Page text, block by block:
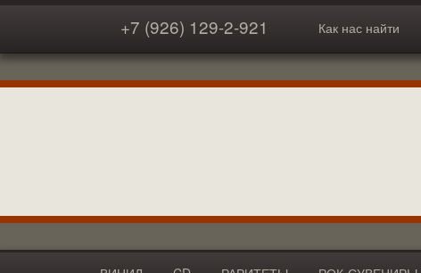
+7 (926) 129-2-921 Как нас найти